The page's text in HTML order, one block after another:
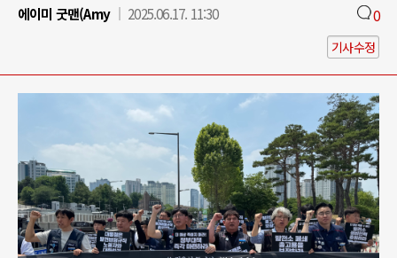
에이미 굿맨(Amy
2025.06.17. 11:30 0
기사수정